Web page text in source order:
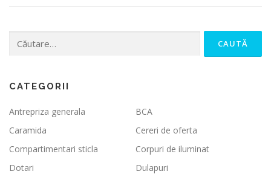
după:
CATEGORII
Antrepriza generala
BCA
Caramida
Cereri de oferta
Compartimentari sticla
Corpuri de iluminat
Dotari
Dulapuri